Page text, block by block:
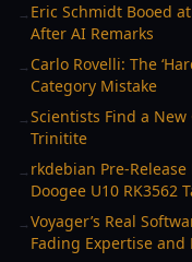
→ Eric Schmidt Booed
After AI Remarks
→ Carlo Rovelli: The
Category Mistake
→Scientists Find a
Trinitite
→ rkdebian Pre-
Doogee U10 RK3562
→Voyager’s Real
Fading Expertise and